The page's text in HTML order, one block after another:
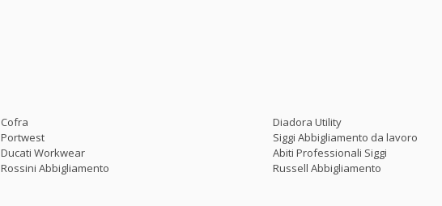
Cofra Diadora Utility
Portwest Siggi Abbigliamento da lavoro
Ducati Workwear Abiti Professionali Siggi
Rossini Abbigliamento Russell Abbigliamento